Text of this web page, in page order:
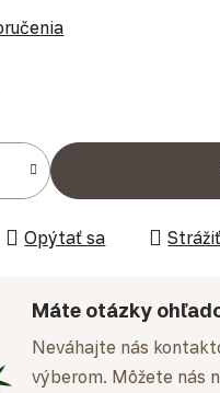
Opýtať sa Strážiť
Máte otázky
Neváhajte nás
výberom. Môžete nás